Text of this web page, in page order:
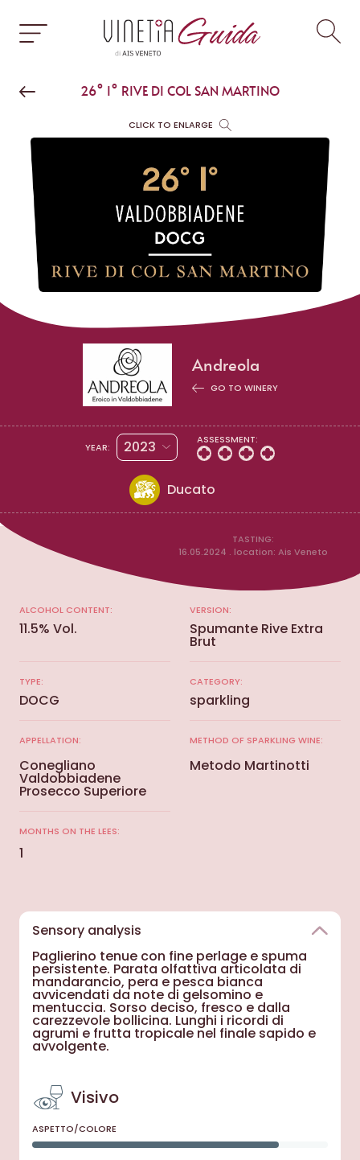
Sensory analysis
Paglierino tenue con fine perlage e spuma
persistente. Parata olfattiva articolata di
mandarancio, pera e pesca bianca
avvicendati da note di gelsomino e
mentuccia. Sorso deciso, fresco e dalla
carezzevole bollicina. Lunghi i ricordi di
agrumi e frutta tropicale nel finale sapido e
avvolgente.
Visivo
ASPETTO/COLORE
26° I° RIVE DI COL SAN MARTINO
CLICK TO ENLARGE
Andreola
GO TO WINERY
YEAR: 2023 ASSESSMENT:
Ducato
TASTING:
16.05.2024 . location: Ais Veneto
ALCOHOL CONTENT:
11.5% Vol.
VERSION:
Spumante Rive Extra
Brut
TYPE:
DOCG
CATEGORY:
sparkling
APPELLATION:
Conegliano
Valdobbiadene
Prosecco Superiore
METHOD OF SPARKLING WINE:
Metodo Martinotti
MONTHS ON THE LEES:
1